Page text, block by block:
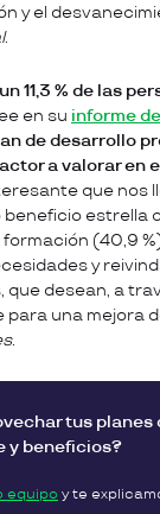
y el
11,3 % de las
en su informe
de desarrollo
a valorar en
que nos
beneficio estrella
(40,9
y
que desean, a
una mejora
tus planes
y beneficios?
equipo y te